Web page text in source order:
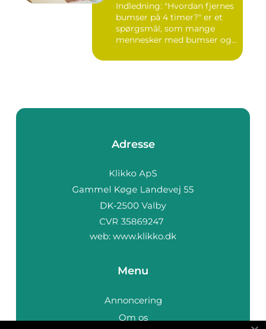
Indledning: "Hvordan fjernes
bumser på 4 timer?" er et
spørgsmål, som mange
mennesker med bumser og...
Adresse
web: www.klikko.dk
Menu
Annoncering
Om os